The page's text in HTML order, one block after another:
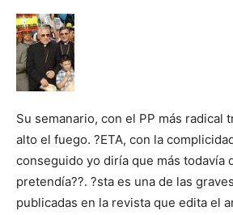
Su semanario, con el PP más radical
alto el fuego. ?ETA, con la
conseguido yo diría que más todavía
pretendía??. ?sta es una de las
publicadas en la revista que edita el